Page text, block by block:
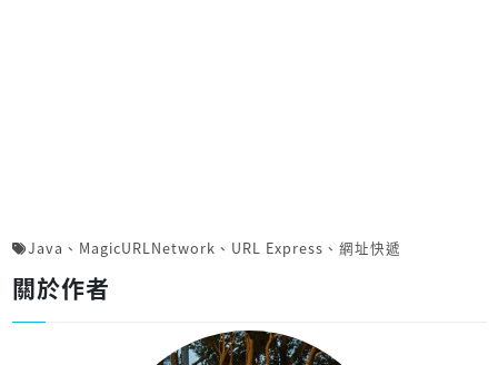
Java 、 MagicURLNetwork 、 URL Express 、 網址快遞
關於作者